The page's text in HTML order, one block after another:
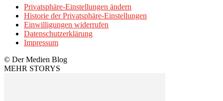
Privatsphäre-Einstellungen ändern
Historie der Privatsphäre-Einstellungen
Einwilligungen widerrufen
Datenschutzerklärung
Impressum
© Der Medien Blog
MEHR STORYS